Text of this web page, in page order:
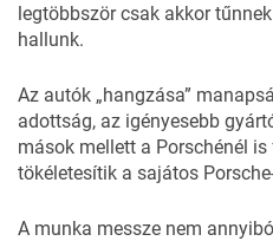
legtöbbször csak akkor
hallunk.
Az autók „hangzása”
adottság, az igényesebb
mások mellett a Porschénél
tökéletesítik a sajátos
A munka messze nem